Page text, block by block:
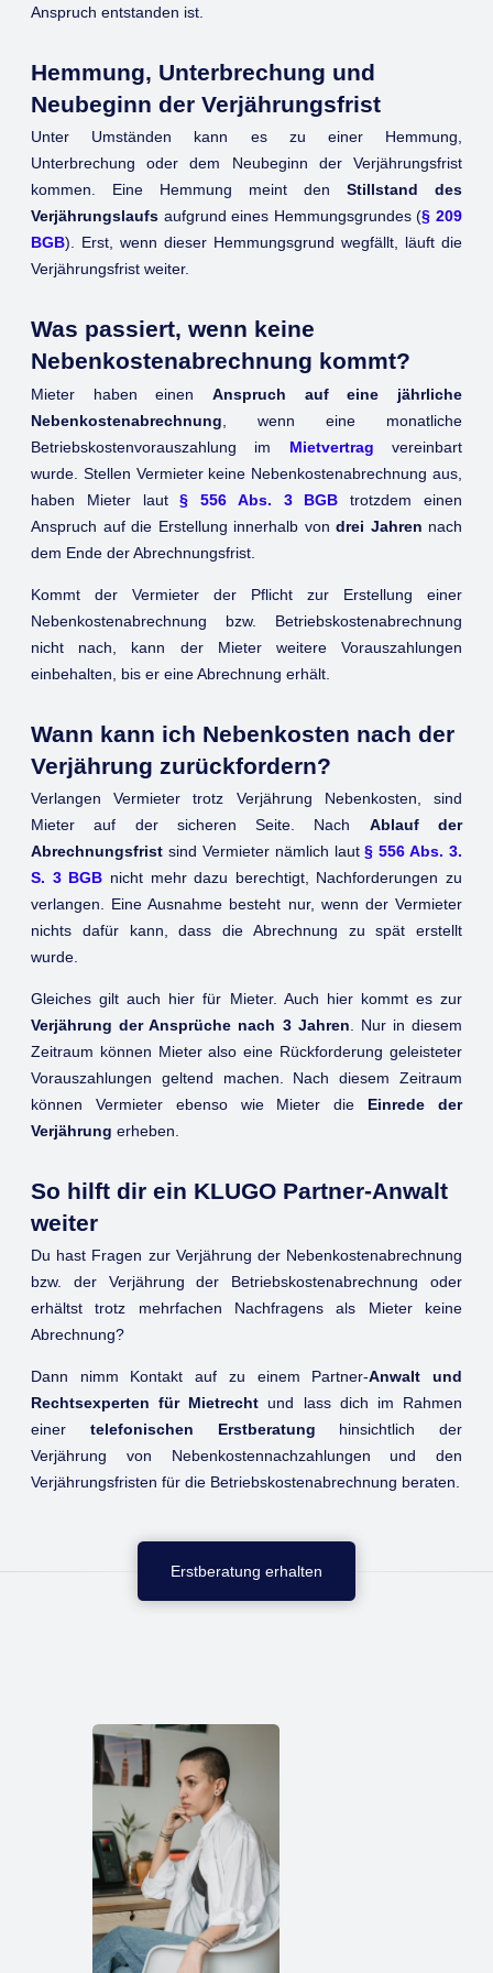
Anspruch entstanden ist.
Hemmung, Unterbrechung und
Neubeginn der Verjährungsfrist
Unter Umständen kann es zu einer Hemmung,
Unterbrechung oder dem Neubeginn der Verjährungsfrist
kommen. Eine Hemmung meint den Stillstand des
Verjährungslaufs aufgrund eines Hemmungsgrundes (§ 209
BGB). Erst, wenn dieser Hemmungsgrund wegfällt, läuft die
Verjährungsfrist weiter.
Was passiert, wenn keine
Nebenkostenabrechnung kommt?
Mieter haben einen Anspruch auf eine jährliche
Nebenkostenabrechnung , wenn eine monatliche
Betriebskostenvorauszahlung im Mietvertrag vereinbart
wurde. Stellen Vermieter keine Nebenkostenabrechnung aus,
haben Mieter laut§ 556 Abs. 3 BGB trotzdem einen
Anspruch auf die Erstellung innerhalb von drei Jahren nach
dem Ende der Abrechnungsfrist.
Kommt der Vermieter der Pflicht zur Erstellung einer
Nebenkostenabrechnung bzw. Betriebskostenabrechnung
nicht nach, kann der Mieter weitere Vorauszahlungen
einbehalten, bis er eine Abrechnung erhält.
Wann kann ich Nebenkosten nach der
Verjährung zurückfordern?
Verlangen Vermieter trotz Verjährung Nebenkosten, sind
Mieter auf der sicheren Seite. Nach Ablauf der
Abrechnungsfrist sind Vermieter nämlich laut§ 556 Abs. 3.
S. 3 BGB nicht mehr dazu berechtigt, Nachforderungen zu
verlangen. Eine Ausnahme besteht nur, wenn der Vermieter
nichts dafür kann, dass die Abrechnung zu spät erstellt
wurde.
Gleiches gilt auch hier für Mieter. Auch hier kommt es zur
Verjährung der Ansprüche nach 3 Jahren . Nur in diesem
Zeitraum können Mieter also eine Rückforderung geleisteter
Vorauszahlungen geltend machen. Nach diesem Zeitraum
können Vermieter ebenso wie Mieter die Einrede der
Verjährung erheben.
So hilft dir ein KLUGO Partner-Anwalt
weiter
Du hast Fragen zur Verjährung der Nebenkostenabrechnung
bzw. der Verjährung der Betriebskostenabrechnung oder
erhältst trotz mehrfachen Nachfragens als Mieter keine
Abrechnung?
Dann nimm Kontakt auf zu einem Partner-Anwalt und
Rechtsexperten für Mietrecht und lass dich im Rahmen
einer telefonischen Erstberatung hinsichtlich der
Verjährung von Nebenkostennachzahlungen und den
Verjährungsfristen für die Betriebskostenabrechnung beraten.
Erstberatung erhalten